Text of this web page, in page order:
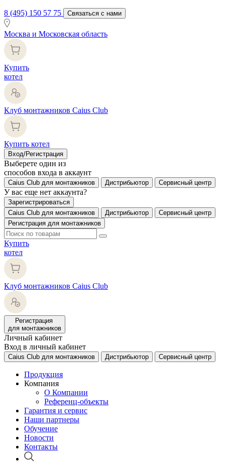
8 (495) 150 57 75 Связаться с нами
Москва и Московская область
Купить
котел
Клуб монтажников Caius Club
Купить котел
Вход/Регистрация
Выберете один из
способов входа в аккаунт
Caius Club для монтажников Дистрибьютор Сервисный центр
У вас еще нет аккаунта?
Зарегистрироваться
Caius Club для монтажников
Дистрибьютор
Сервисный центр
Регистрация для монтажников
Купить
котел
Клуб монтажников Caius Club
Регистрация
для монтажников
Личный кабинет
Вход в личный кабинет
Caius Club для монтажников Дистрибьютор Сервисный центр
Продукция
Компания
О Компании
Референц-объекты
Гарантия и сервис
Наши партнеры
Обучение
Новости
Контакты